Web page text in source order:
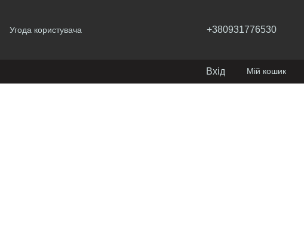
Угода користувача +380931776530
Вхід Мій кошик